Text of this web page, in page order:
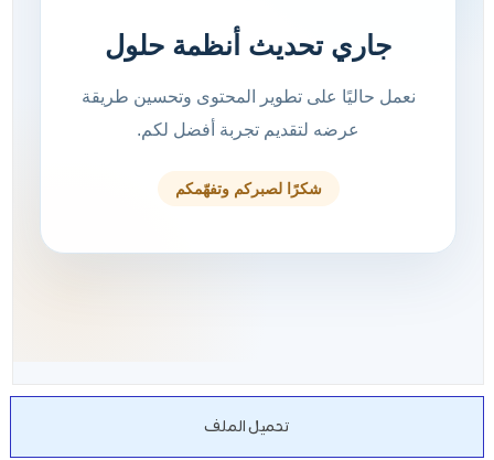
تحميل الملف